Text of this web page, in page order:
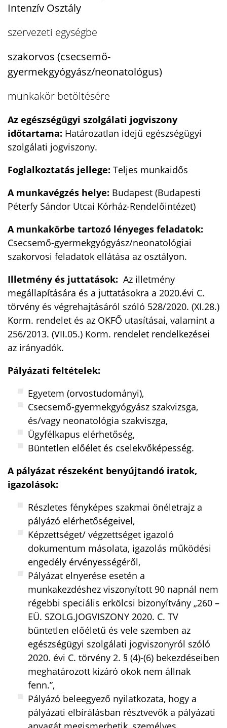
Intenzív Osztály
szervezeti egységbe
szakorvos (csecsemő-
gyermekgyógyász/neonatológus)
munkakör betöltésére
Az egészségügyi szolgálati jogviszony
időtartama: Határozatlan idejű egészségügyi
szolgálati jogviszony.
Foglalkoztatás jellege: Teljes munkaidős
A munkavégzés helye: Budapest (Budapesti
Péterfy Sándor Utcai Kórház-Rendelőintézet)
A munkakörbe tartozó lényeges feladatok:
Csecsemő-gyermekgyógyász/neonatológiai
szakorvosi feladatok ellátása az osztályon.
Illetmény és juttatások: Az illetmény
megállapítására és a juttatásokra a 2020.évi C.
törvény és végrehajtásáról szóló 528/2020. (XI.28.)
Korm. rendelet és az OKFŐ utasításai, valamint a
256/2013. (VII.05.) Korm. rendelet rendelkezései
az irányadók.
Pályázati feltételek:
Egyetem (orvostudományi),
Csecsemő-gyermekgyógyász szakvizsga,
és/vagy neonatológia szakviszga,
Ügyfélkapus elérhetőség,
Büntetlen előélet és cselekvőképesség.
A pályázat részeként benyújtandó iratok,
igazolások:
Részletes fényképes szakmai önéletrajz a
pályázó elérhetőségeivel,
Képzettséget/ végzettséget igazoló
dokumentum másolata, igazolás működési
engedély érvényességéről,
Pályázat elnyerése esetén a
munkakezdéshez viszonyított 90 napnál nem
régebbi speciális erkölcsi bizonyítvány „260 –
EÜ. SZOLG.JOGVISZONY 2020. C. TV
büntetlen előéletű és vele szemben az
egészségügyi szolgálati jogviszonyról szóló
2020. évi C. törvény 2. § (4)-(6) bekezdéseiben
meghatározott kizáró okok nem állnak
fenn.”,
Pályázó beleegyező nyilatkozata, hogy a
pályázati elbírálásban résztvevők a pályázati